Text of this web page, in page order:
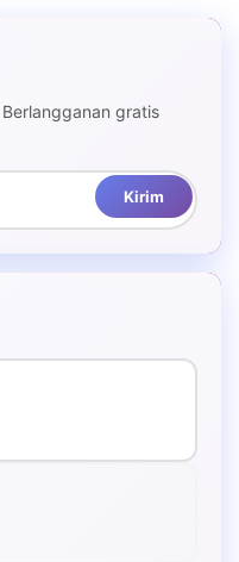
gratis
Kirim